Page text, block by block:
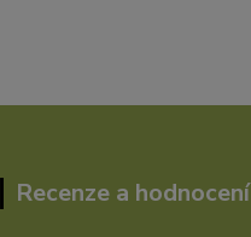
Recenze a hodnocení